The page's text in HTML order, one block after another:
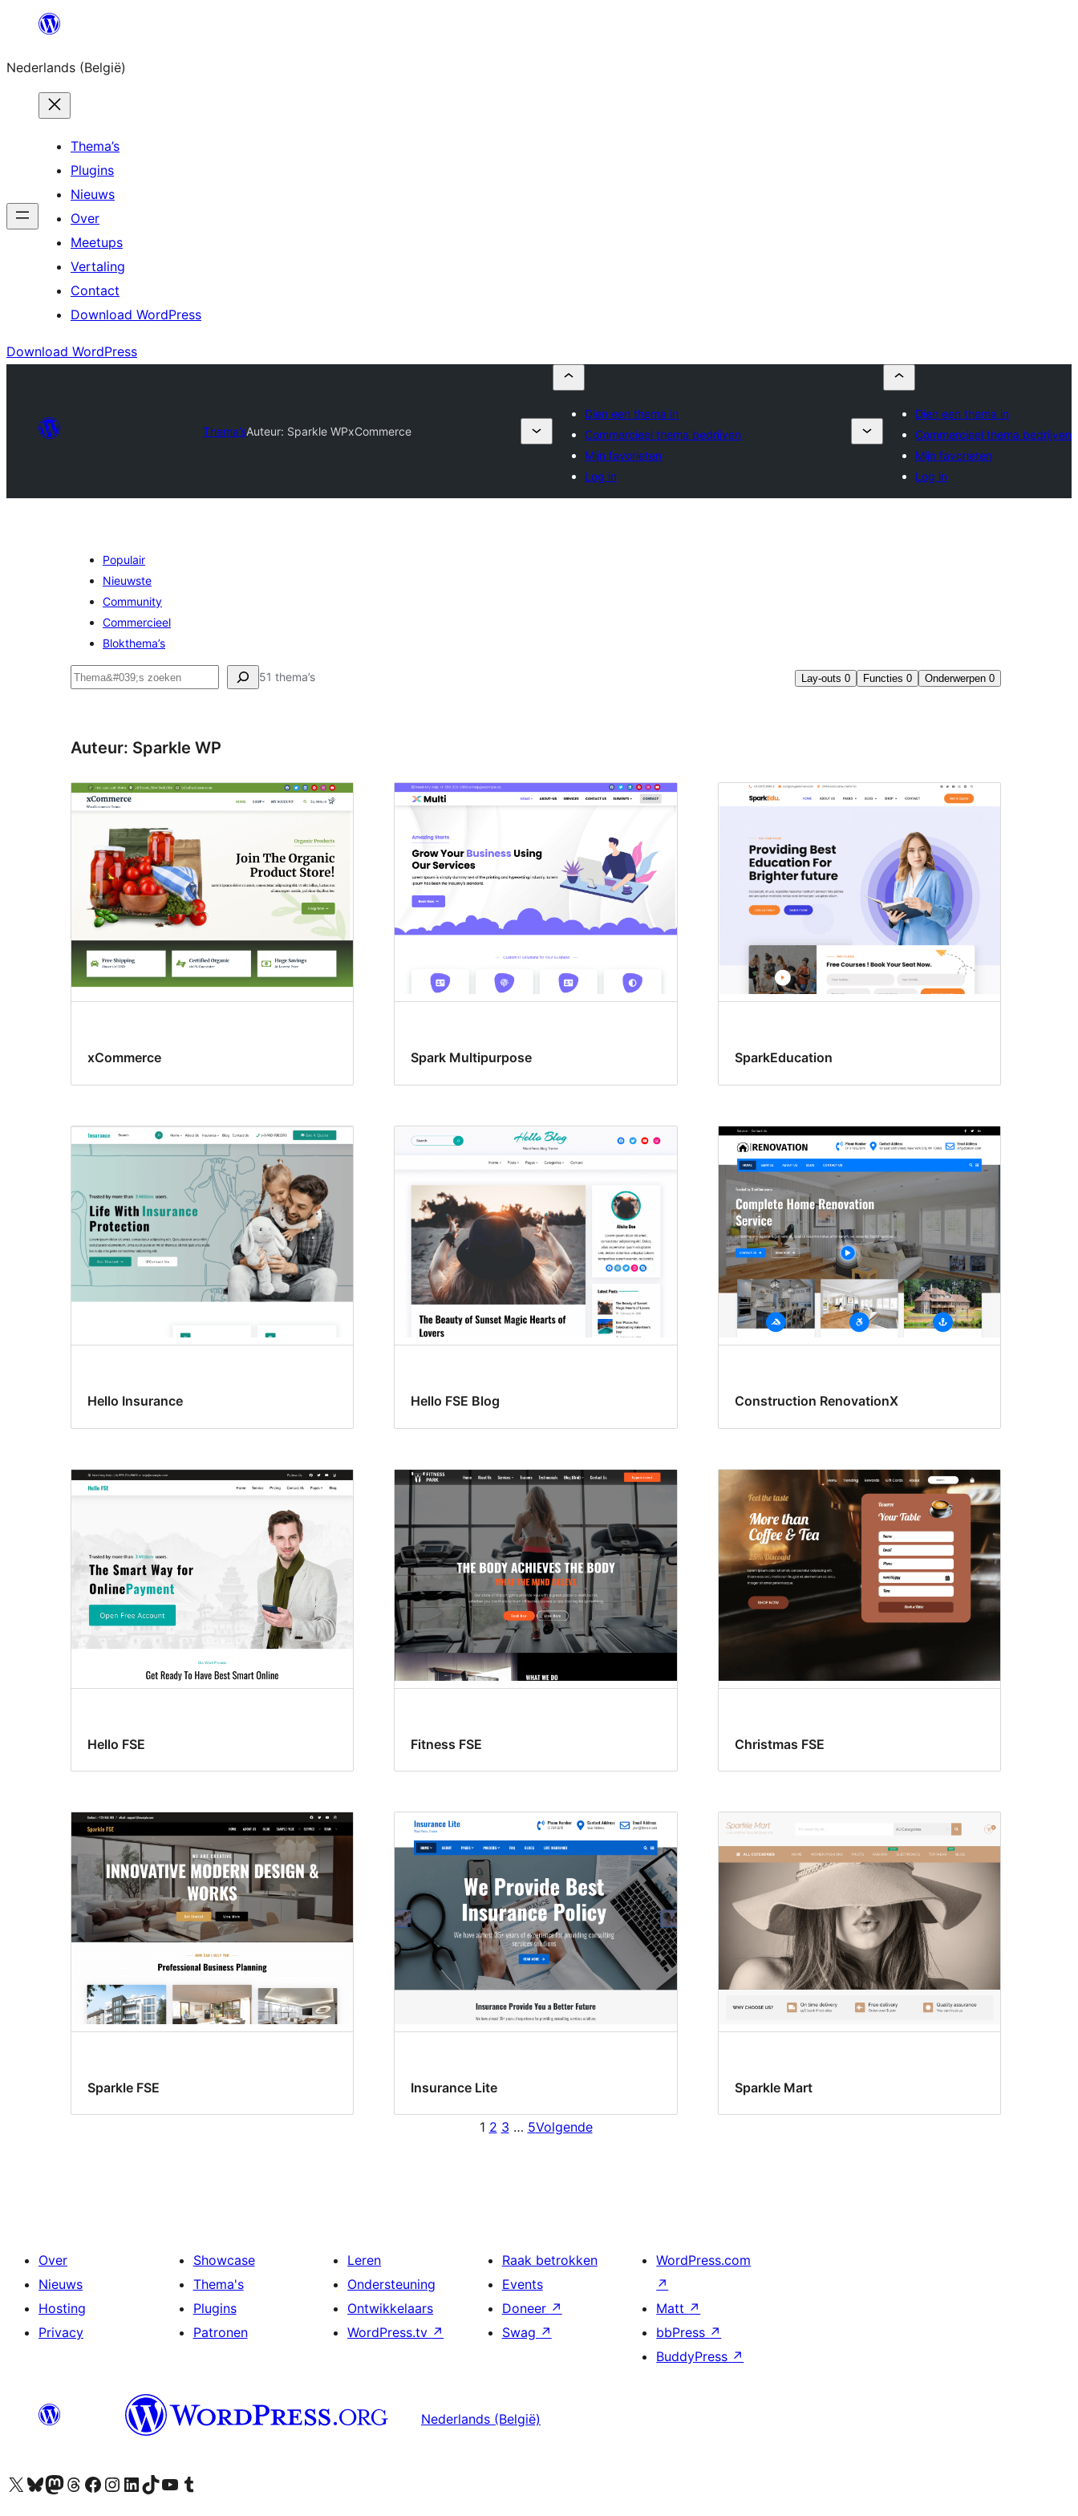
Spring
de
inhoud
Nederlands (België)
Thema’s
Plugins
Nieuws
Over
Meetups
Vertaling
Contact
Download WordPress
Download WordPress
Thema’sAuteur: Sparkle WPxCommerce
Dien een thema in
Commercieel thema bedrijven
Mijn favorieten
Log in
Dien een thema in
Commercieel thema bedrijven
Mijn favorieten
Log in
Populair
Nieuwste
Community
Commercieel
Blokthema’s
Zoeken 51 thema’s Lay-outs 0 Functies 0 Onderwerpen 0
Auteur: Sparkle WP
xCommerce Spark Multipurpose SparkEducation
Hello Insurance Hello FSE Blog Construction RenovationX
Hello FSE Fitness FSE Christmas FSE
Sparkle FSE Insurance Lite Sparkle Mart
1 2 3 … 5Volgende
Over
Nieuws
Hosting
Privacy
Showcase
Thema's
Plugins
Patronen
Leren
Ondersteuning
Ontwikkelaars
WordPress.tv ↗
Raak betrokken
Events
Doneer ↗
Swag ↗
WordPress.com
↗
Matt ↗
bbPress ↗
BuddyPress ↗
Nederlands (België)
Bezoek ons X (voorheen Twitter) account
Bezoek onze Bluesky account
Bezoek ons Mastodon account
Bezoek onze Threads account
Onze Facebookpagina bezoeken
Bezoek onze Instagram account
Bezoek onze LinkedIn account
Bezoek onze TikTok account
Bezoek ons YouTube kanaalBezoek onze Tumblr account